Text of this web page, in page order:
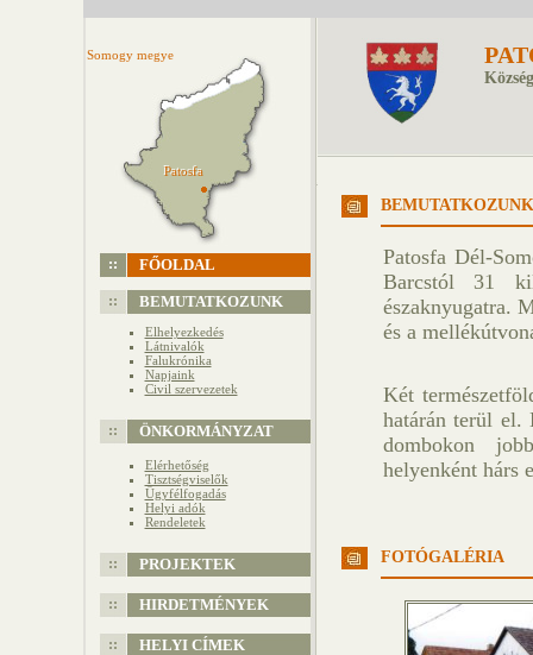
Somogy megye
Patosfa
Patosfa
FŐOLDAL
BEMUTATKOZUNK
Elhelyezkedés
Látnivalók
Falukrónika
Napjaink
Civil szervezetek
ÖNKORMÁNYZAT
Elérhetőség
Tisztségviselők
Ügyfélfogadás
Helyi adók
Rendeletek
PROJEKTEK
HIRDETMÉNYEK
HELYI CÍMEK
BEMUTATKOZUNK
Patosfa Dél-
Barcstól 31
északnyugatra.
és a
Két
határán terül el.
dombokon
helyenként hárs
FOTÓGALÉRIA